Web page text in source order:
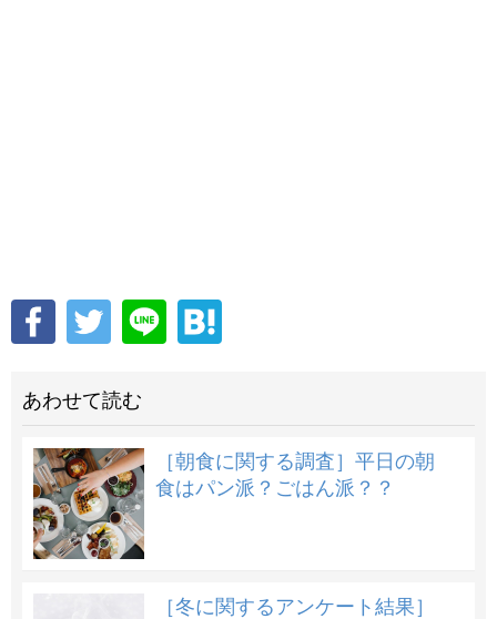
あわせて読む
［朝食に関する調査］平日の朝
食はパン派？ごはん派？？
［冬に関するアンケート結果］